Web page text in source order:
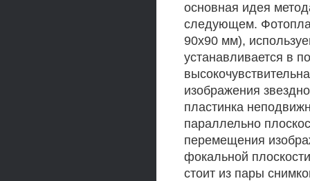
основная идея
следующем.
90x90 мм),
устанавливается в
изображения
пластинка
параллельно
перемещения
фокальной
стоит из пары